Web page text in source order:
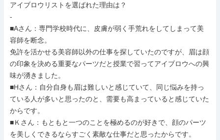
アイブロウリストを選ばれた理由は？
-
■Aさん：専門学校時代に、皮膚が弱く手荒れをしてしまって美
容師を断念。
免許を活かせる美容師以外の仕事を探していたのですが、眉は顔
の印象を決める重要なパーツだと授業で習ってアイブロウへの興
味が湧きました。
■Hさん：自分自身も眉は難しいと感じていて、同じ悩みを持っ
ている人が多いと思ったのと、需要も高まっていると感じていた
からです。
■Ｋさん：もともと一つのことを極めるのが好きで、顔のパーツ
を美しくできるならすごく素敵な仕事だと思ったからです。